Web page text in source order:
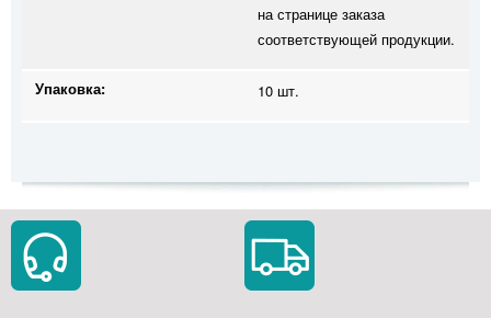
на странице заказа
соответствующей продукции.
Упаковка: 10 шт.